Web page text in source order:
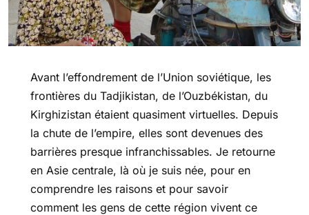
Avant l’effondrement de l’Union soviétique, les
frontières du Tadjikistan, de l’Ouzbékistan, du
Kirghizistan étaient quasiment virtuelles. Depuis
la chute de l’empire, elles sont devenues des
barrières presque infranchissables. Je retourne
en Asie centrale, là où je suis née, pour en
comprendre les raisons et pour savoir
comment les gens de cette région vivent ce